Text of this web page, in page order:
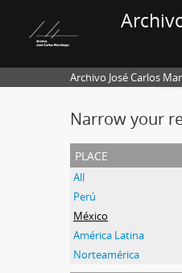
Archivo José Carlos
Narrow your
place
All
Perú
México
América Latina
Norteamérica